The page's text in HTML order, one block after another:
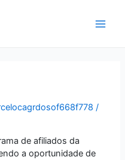
/
de afiliados da
a oportunidade de